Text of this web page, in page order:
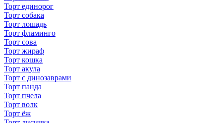
Торт единорог
Торт собака
Торт лошадь
Торт фламинго
Торт сова
Торт жираф
Торт кошка
Торт акула
Торт с динозаврами
Торт панда
Торт пчела
Торт волк
Торт ёж